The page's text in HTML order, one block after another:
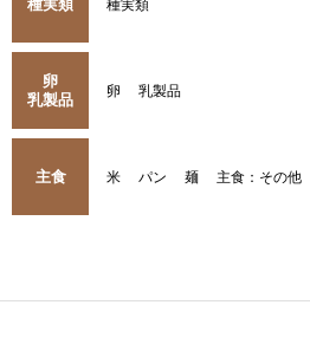
種実類 種実類
卵
乳製品
卵 乳製品
主食 米 パン 麺 主食：その他